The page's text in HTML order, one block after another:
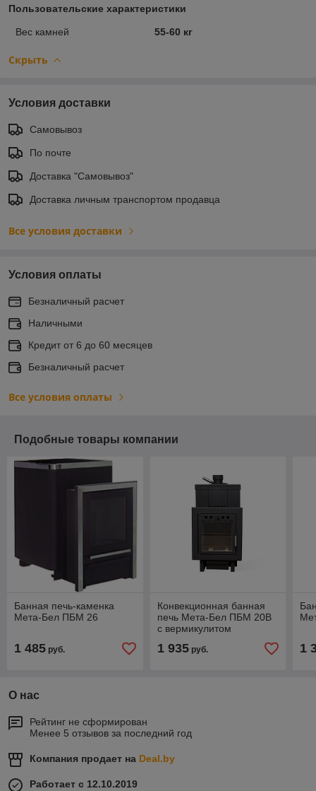
Пользовательские характеристики
Вес камней 55-60 кг
Скрыть
Условия доставки
Самовывоз
По почте
Доставка "Самовывоз"
Доставка личным транспортом продавца
Все условия доставки
Условия оплаты
Безналичный расчет
Наличными
Кредит от 6 до 60 месяцев
Безналичный расчет
Все условия оплаты
Подобные товары компании
Банная печь-каменка
Мета-Бел ПБМ 26
1 485 руб.
Конвекционная банная
печь Мета-Бел ПБМ 20В
с вермикулитом
1 935руб. 1
О нас
Рейтинг не сформирован
Менее 5 отзывов за последний год
Компания продает на Deal.by
Работает с 12.10.2019